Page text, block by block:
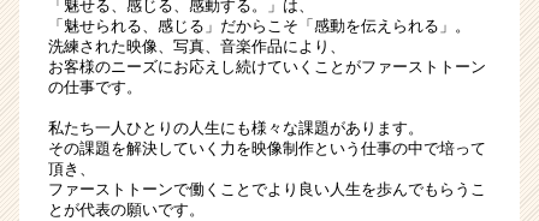
「魅せる、感じる、感動する。」は、
「魅せられる、感じる」だからこそ「感動を伝えられる」。
洗練された映像、写真、音楽作品により、
お客様のニーズにお応えし続けていくことがファーストトーン
の仕事です。
私たち一人ひとりの人生にも様々な課題があります。
その課題を解決していく力を映像制作という仕事の中で培って
頂き、
ファーストトーンで働くことでより良い人生を歩んでもらうこ
とが代表の願いです。